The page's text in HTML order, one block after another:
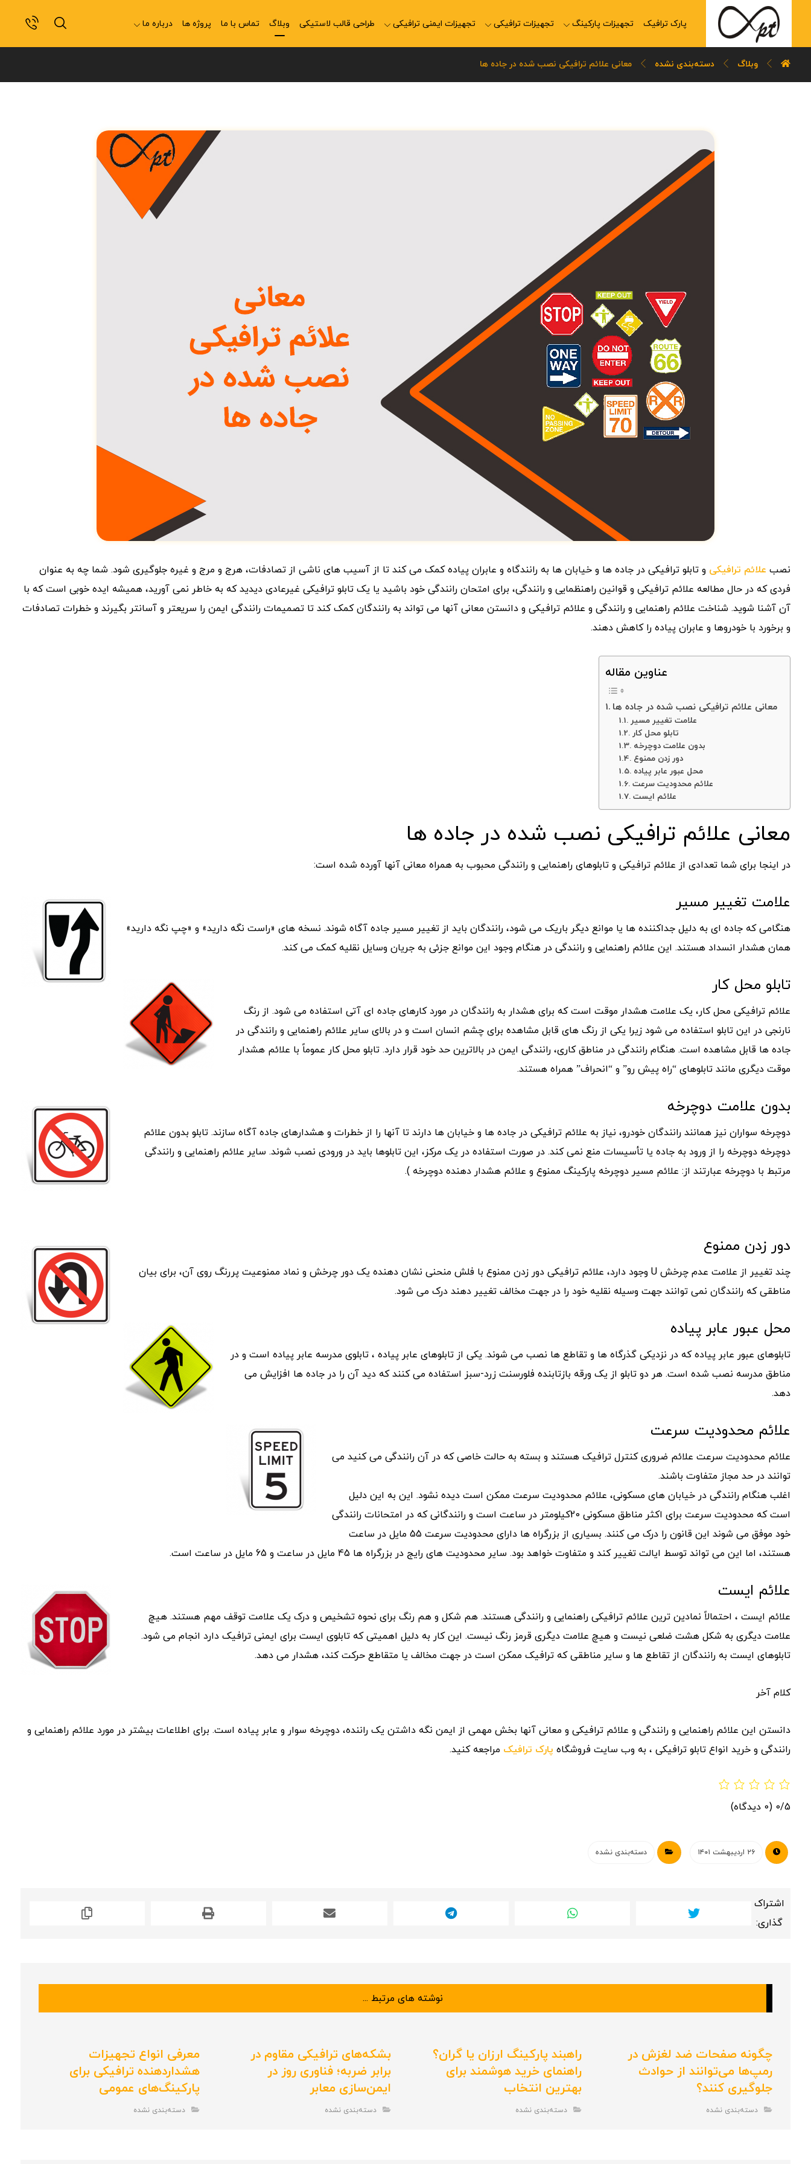
پارک ترافیک تجهیزات پارکینگ تجهیزات ترافیکی تجهیزات ایمنی ترافیکی طراحی قالب لاستیکی وبلاگ تماس با ما پروژه ها درباره ما
وبلاگ دسته‌بندی نشده معانی علائم ترافیکی نصب شده در جاده ها
نصب علائم ترافیکی و تابلو ترافیکی در جاده ها و خیابان ها به رانندگاه و عابران پیاده کمک می کند تا از آسیب های ناشی از تصادفات، هرج و مرج و غیره جلوگیری شود. شما چه به عنوان
فردی که در حال مطالعه علائم ترافیکی و قوانین راهنظمایی و رانندگی، برای امتحان رانندگی خود باشید یا یک تابلو ترافیکی غیرعادی دیدید که به خاطر نمی آورید، همیشه ایده خوبی است که با
آن آشنا شوید. شناخت علائم راهنمایی و رانندگی و علائم ترافیکی و دانستن معانی آنها می تواند به رانندگان کمک کند تا تصمیمات رانندگی ایمن را سریعتر و آسانتر بگیرند و خطرات تصادفات
و برخورد با خودروها و عابران پیاده را کاهش دهند.
عناوین مقاله
معانی علائم ترافیکی نصب شده در جاده ها
علامت تغییر مسیر
تابلو محل کار
بدون علامت دوچرخه
دور زدن ممنوع
محل عبور عابر پیاده
علائم محدودیت سرعت
علائم ایست
معانی علائم ترافیکی نصب شده در جاده ها
در اینجا برای شما تعدادی از علائم ترافیکی و تابلوهای راهنمایی و رانندگی محبوب به همراه معانی آنها آورده شده است:
علامت تغییر مسیر
هنگامی که جاده ای به دلیل جداکننده ها یا موانع دیگر باریک می شود، رانندگان باید از تغییر مسیر جاده آگاه شوند. نسخه های «راست نگه دارید» و «چپ نگه دارید»
همان هشدار انسداد هستند. این علائم راهنمایی و رانندگی در هنگام وجود این موانع جزئی به جریان وسایل نقلیه کمک می کند.
تابلو محل کار
علائم ترافیکی محل کار، یک علامت هشدار موقت است که برای هشدار به رانندگان در مورد کارهای جاده ای آتی استفاده می شود. از رنگ
نارنجی در این تابلو استفاده می شود زیرا یکی از رنگ های قابل مشاهده برای چشم انسان است و در بالای سایر علائم راهنمایی و رانندگی در
جاده ها قابل مشاهده است. هنگام رانندگی در مناطق کاری، رانندگی ایمن در بالاترین حد خود قرار دارد. تابلو محل کار عموماً با علائم هشدار
موقت دیگری مانند تابلوهای “راه پیش رو” و “انحراف” همراه هستند.
بدون علامت دوچرخه
دوچرخه سواران نیز همانند رانندگان خودرو، نیاز به علائم ترافیکی در جاده ها و خیابان ها دارند تا آنها را از خطرات و هشدارهای جاده آگاه سازند. تابلو بدون علائم
دوچرخه دوچرخه را از ورود به جاده یا تأسیسات منع نمی کند. در صورت استفاده در یک مرکز، این تابلوها باید در ورودی نصب شوند. سایر علائم راهنمایی و رانندگی
مرتبط با دوچرخه عبارتند از: علائم مسیر دوچرخه پارکینگ ممنوع و علائم هشدار دهنده دوچرخه ).
دور زدن ممنوع
چند تغییر از علامت عدم چرخش U وجود دارد، علائم ترافیکی دور زدن ممنوع با فلش منحنی نشان دهنده یک دور چرخش و نماد ممنوعیت پررنگ روی آن، برای بیان
مناطقی که رانندگان نمی توانند جهت وسیله نقلیه خود را در جهت مخالف تغییر دهند درک می شود.
محل عبور عابر پیاده
تابلوهای عبور عابر پیاده که در نزدیکی گذرگاه ها و تقاطع ها نصب می شوند. یکی از تابلوهای عابر پیاده ، تابلوی مدرسه عابر پیاده است و در
مناطق مدرسه نصب شده است. هر دو تابلو از یک ورقه بازتابنده فلورسنت زرد-سبز استفاده می کنند که دید آن را در جاده ها افزایش می
دهد.
علائم محدودیت سرعت
علائم محدودیت سرعت علائم ضروری کنترل ترافیک هستند و بسته به حالت خاصی که در آن رانندگی می کنید می
توانند در حد مجاز متفاوت باشند.
اغلب هنگام رانندگی در خیابان های مسکونی، علائم محدودیت سرعت ممکن است دیده نشود. این به این دلیل
است که محدودیت سرعت برای اکثر مناطق مسکونی 20کیلومتر در ساعت است و رانندگانی که در امتحانات رانندگی
خود موفق می شوند این قانون را درک می کنند. بسیاری از بزرگراه ها دارای محدودیت سرعت 55 مایل در ساعت
هستند، اما این می تواند توسط ایالت تغییر کند و متفاوت خواهد بود. سایر محدودیت های رایج در بزرگراه ها 45 مایل در ساعت و 65 مایل در ساعت است.
علائم ایست
علائم ایست ، احتمالاً نمادین ترین علائم ترافیکی راهنمایی و رانندگی هستند. هم شکل و هم رنگ برای نحوه تشخیص و درک یک علامت توقف مهم هستند. هیچ
علامت دیگری به شکل هشت ضلعی نیست و هیچ علامت دیگری قرمز رنگ نیست. این کار به دلیل اهمیتی که تابلوی ایست برای ایمنی ترافیک دارد انجام می شود.
تابلوهای ایست به رانندگان از تقاطع ها و سایر مناطقی که ترافیک ممکن است در جهت مخالف یا متقاطع حرکت کند، هشدار می دهد.
کلام آخر
دانستن این علائم راهنمایی و رانندگی و علائم ترافیکی و معانی آنها بخش مهمی از ایمن نگه داشتن یک راننده، دوچرخه سوار و عابر پیاده است. برای اطلاعات بیشتر در مورد علائم راهنمایی و
رانندگی و خرید انواع تابلو ترافیکی ، به وب سایت فروشگاه پارک ترافیک مراجعه کنید.
0/5 (0 دیدگاه)
۲۶ اردیبهشت ۱۴۰۱ دسته‌بندی نشده
نوشته های مرتبط ...
چگونه صفحات ضد لغزش در
رمپ‌ها می‌توانند از حوادث
جلوگیری کنند؟
دسته‌بندی نشده
راهبند پارکینگ ارزان یا گران؟
راهنمای خرید هوشمند برای
بهترین انتخاب
دسته‌بندی نشده
بشکه‌های ترافیکی مقاوم در
برابر ضربه؛ فناوری روز در
ایمن‌سازی معابر
دسته‌بندی نشده
معرفی انواع تجهیزات
هشداردهنده ترافیکی برای
پارکینگ‌های عمومی
دسته‌بندی نشده